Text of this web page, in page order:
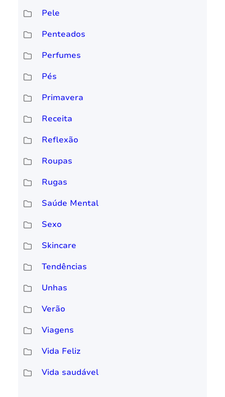
Pele
Penteados
Perfumes
Pés
Primavera
Receita
Reflexão
Roupas
Rugas
Saúde Mental
Sexo
Skincare
Tendências
Unhas
Verão
Viagens
Vida Feliz
Vida saudável